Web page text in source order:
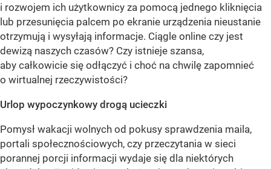
i rozwojem ich użytkownicy za pomocą jednego kliknięcia
lub przesunięcia palcem po ekranie urządzenia nieustanie
otrzymują i wysyłają informacje. Ciągle online czy jest
dewizą naszych czasów? Czy istnieje szansa,
aby całkowicie się odłączyć i choć na chwilę zapomnieć
o wirtualnej rzeczywistości?
Urlop wypoczynkowy drogą ucieczki
Pomysł wakacji wolnych od pokusy sprawdzenia maila,
portali społecznościowych, czy przeczytania w sieci
porannej porcji informacji wydaje się dla niektórych